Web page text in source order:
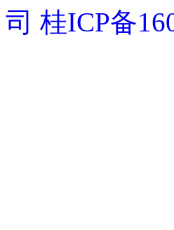
司 桂ICP备